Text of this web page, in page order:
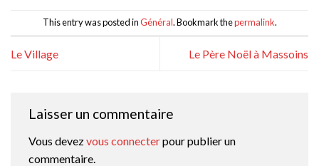
This entry was posted inGénéral. Bookmark thepermalink.
Le Village Le Père Noël à Massoins
Laisser un commentaire
Vous devezvous connecterpour publier un
commentaire.